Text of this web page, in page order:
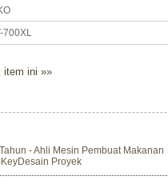
700XL
item ini »»
- Ahli Mesin Pembuat Makanan
Proyek